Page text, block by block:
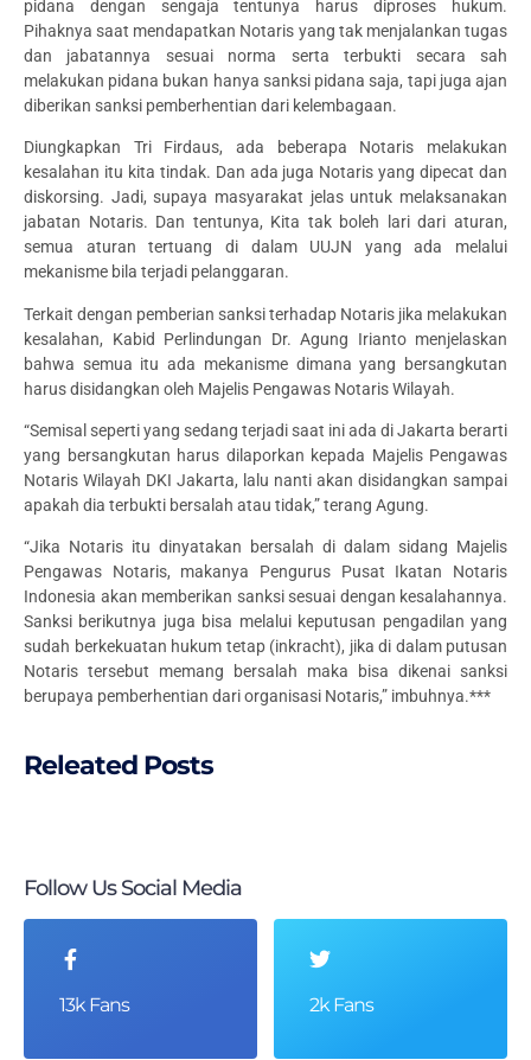
pidana dengan sengaja tentunya harus diproses hukum.
Pihaknya saat mendapatkan Notaris yang tak menjalankan tugas
dan jabatannya sesuai norma serta terbukti secara sah
melakukan pidana bukan hanya sanksi pidana saja, tapi juga ajan
diberikan sanksi pemberhentian dari kelembagaan.
Diungkapkan Tri Firdaus, ada beberapa Notaris melakukan
kesalahan itu kita tindak. Dan ada juga Notaris yang dipecat dan
diskorsing. Jadi, supaya masyarakat jelas untuk melaksanakan
jabatan Notaris. Dan tentunya, Kita tak boleh lari dari aturan,
semua aturan tertuang di dalam UUJN yang ada melalui
mekanisme bila terjadi pelanggaran.
Terkait dengan pemberian sanksi terhadap Notaris jika melakukan
kesalahan, Kabid Perlindungan Dr. Agung Irianto menjelaskan
bahwa semua itu ada mekanisme dimana yang bersangkutan
harus disidangkan oleh Majelis Pengawas Notaris Wilayah.
“Semisal seperti yang sedang terjadi saat ini ada di Jakarta berarti
yang bersangkutan harus dilaporkan kepada Majelis Pengawas
Notaris Wilayah DKI Jakarta, lalu nanti akan disidangkan sampai
apakah dia terbukti bersalah atau tidak,” terang Agung.
“Jika Notaris itu dinyatakan bersalah di dalam sidang Majelis
Pengawas Notaris, makanya Pengurus Pusat Ikatan Notaris
Indonesia akan memberikan sanksi sesuai dengan kesalahannya.
Sanksi berikutnya juga bisa melalui keputusan pengadilan yang
sudah berkekuatan hukum tetap (inkracht), jika di dalam putusan
Notaris tersebut memang bersalah maka bisa dikenai sanksi
berupaya pemberhentian dari organisasi Notaris,” imbuhnya.***
Releated Posts
Follow Us Social Media
13k Fans 2k Fans